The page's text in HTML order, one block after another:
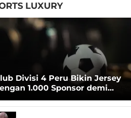
LUXURY
Divisi 4 Peru Bikin Jersey
1.000 Sponsor demi